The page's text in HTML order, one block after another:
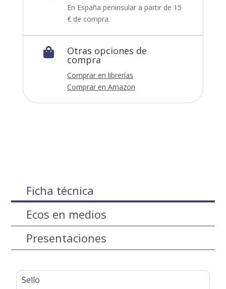
En España peninsular a partir de 15
€ de compra.
 Otras opciones de
compra
Comprar en librerías
Comprar en Amazon
Ficha técnica
Ecos en medios
Presentaciones
Sello